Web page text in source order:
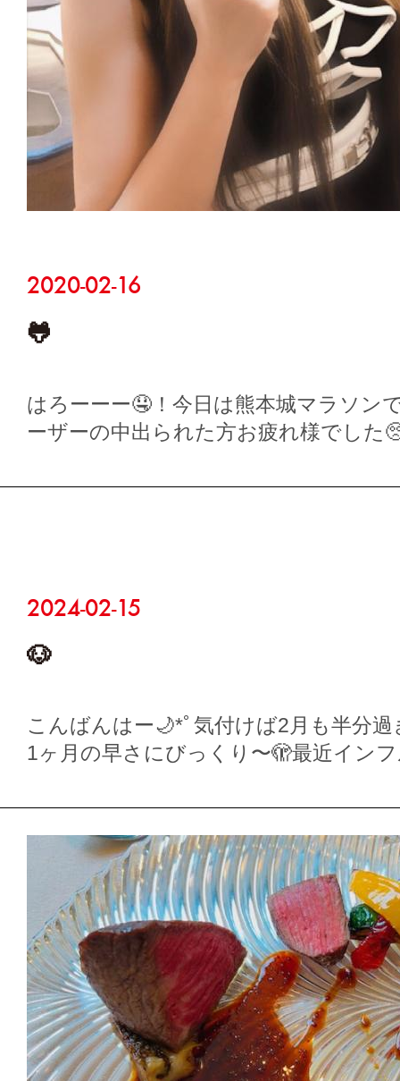
2020-02-16
🐸
はろーーー🤤！今日は熊本城マラソン
ーザーの中出られた方お疲れ様でした
2024-02-15
🐶